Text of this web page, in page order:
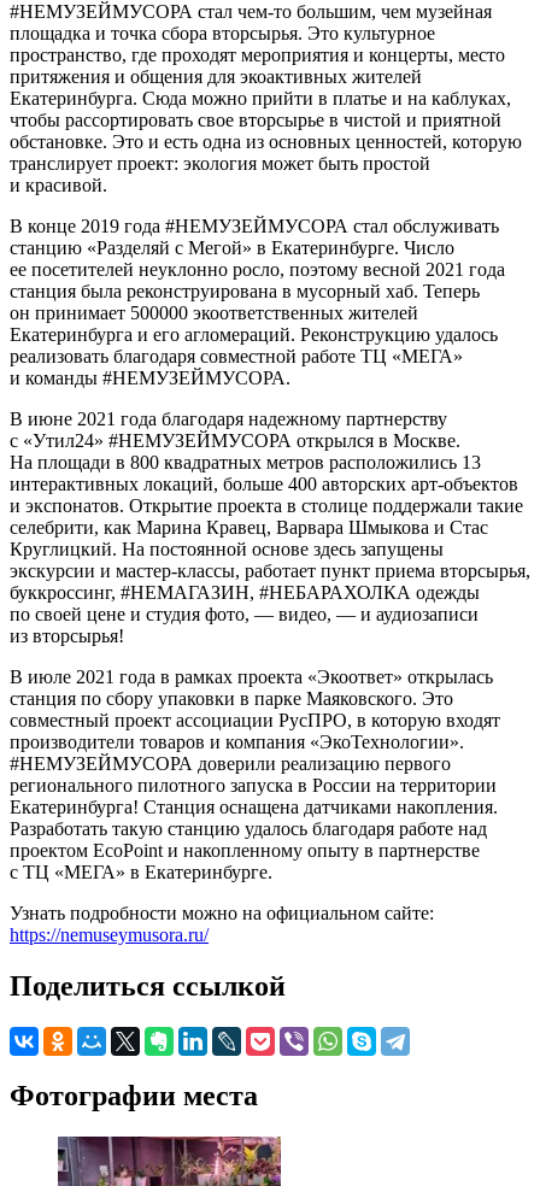
#НЕМУЗЕЙМУСОРА стал чем-то большим, чем музейная
площадка и точка сбора вторсырья. Это культурное
пространство, где проходят мероприятия и концерты, место
притяжения и общения для экоактивных жителей
Екатеринбурга. Сюда можно прийти в платье и на каблуках,
чтобы рассортировать свое вторсырье в чистой и приятной
обстановке. Это и есть одна из основных ценностей, которую
транслирует проект: экология может быть простой
и красивой.
В конце 2019 года #НЕМУЗЕЙМУСОРА стал обслуживать
станцию «Разделяй с Мегой» в Екатеринбурге. Число
ее посетителей неуклонно росло, поэтому весной 2021 года
станция была реконструирована в мусорный хаб. Теперь
он принимает 500000 экоответственных жителей
Екатеринбурга и его агломераций. Реконструкцию удалось
реализовать благодаря совместной работе ТЦ «МЕГА»
и команды #НЕМУЗЕЙМУСОРА.
В июне 2021 года благодаря надежному партнерству
с «Утил24» #НЕМУЗЕЙМУСОРА открылся в Москве.
На площади в 800 квадратных метров расположились 13
интерактивных локаций, больше 400 авторских арт-объектов
и экспонатов. Открытие проекта в столице поддержали такие
селебрити, как Марина Кравец, Варвара Шмыкова и Стас
Круглицкий. На постоянной основе здесь запущены
экскурсии и мастер-классы, работает пункт приема вторсырья,
буккроссинг, #НЕМАГАЗИН, #НЕБАРАХОЛКА одежды
по своей цене и студия фото, — видео, — и аудиозаписи
из вторсырья!
В июле 2021 года в рамках проекта «Экоответ» открылась
станция по сбору упаковки в парке Маяковского. Это
совместный проект ассоциации РусПРО, в которую входят
производители товаров и компания «ЭкоТехнологии».
#НЕМУЗЕЙМУСОРА доверили реализацию первого
регионального пилотного запуска в России на территории
Екатеринбурга! Станция оснащена датчиками накопления.
Разработать такую станцию удалось благодаря работе над
проектом EcoPoint и накопленному опыту в партнерстве
с ТЦ «МЕГА» в Екатеринбурге.
Узнать подробности можно на официальном сайте:
https://nemuseymusora.ru/
Поделиться ссылкой
Фотографии места